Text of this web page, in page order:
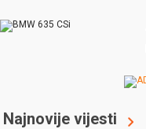
Najnovije vijesti